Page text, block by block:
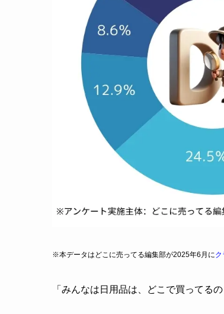
※本データはどこに売ってる編集部が2025年6月にク
「みんなは日用品は、どこで買ってる